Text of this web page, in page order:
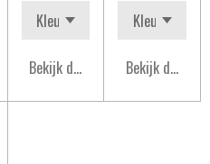
Bekijk details Bekijk details